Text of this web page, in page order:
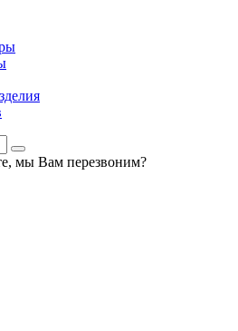
мы Вам перезвоним?